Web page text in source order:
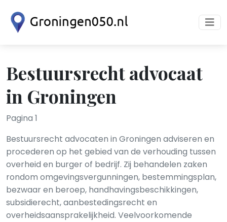
Bestuursrecht advocaat
in Groningen
Pagina 1
Bestuursrecht advocaten in Groningen adviseren en
procederen op het gebied van de verhouding tussen
overheid en burger of bedrijf. Zij behandelen zaken
rondom omgevingsvergunningen, bestemmingsplan,
bezwaar en beroep, handhavingsbeschikkingen,
subsidierecht, aanbestedingsrecht en
overheidsaansprakelijkheid. Veelvoorkomende